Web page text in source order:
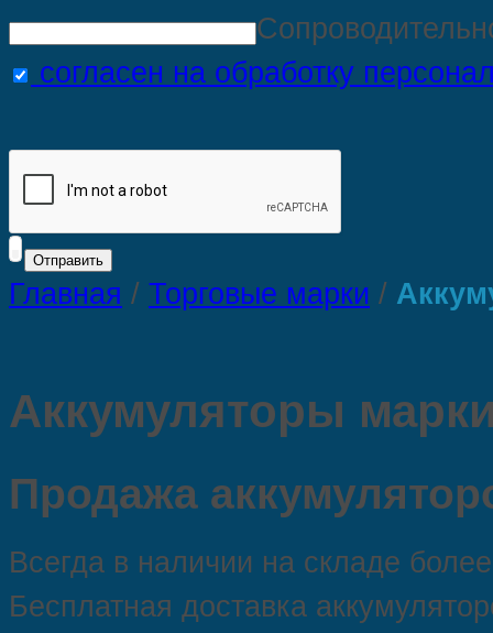
согласен на обработку
Главная / Торговые марки /
Аккумуляторы
Продажа
Всегда в наличии на складе
Бесплатная доставка